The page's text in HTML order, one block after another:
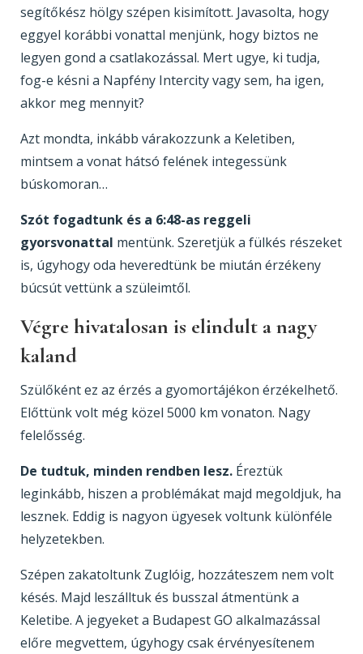
segítőkész hölgy szépen kisimított. Javasolta, hogy
eggyel korábbi vonattal menjünk, hogy biztos ne
legyen gond a csatlakozással. Mert ugye, ki tudja,
fog-e késni a Napfény Intercity vagy sem, ha igen,
akkor meg mennyit?
Azt mondta, inkább várakozzunk a Keletiben,
mintsem a vonat hátsó felének integessünk
búskomoran…
Szót fogadtunk és a 6:48-as reggeli
gyorsvonattal mentünk. Szeretjük a fülkés részeket
is, úgyhogy oda heveredtünk be miután érzékeny
búcsút vettünk a szüleimtől.
Végre hivatalosan is elindult a nagy
kaland
Szülőként ez az érzés a gyomortájékon érzékelhető.
Előttünk volt még közel 5000 km vonaton. Nagy
felelősség.
De tudtuk, minden rendben lesz. Éreztük
leginkább, hiszen a problémákat majd megoldjuk, ha
lesznek. Eddig is nagyon ügyesek voltunk különféle
helyzetekben.
Szépen zakatoltunk Zuglóig, hozzáteszem nem volt
késés. Majd leszálltuk és busszal átmentünk a
Keletibe. A jegyeket a Budapest GO alkalmazással
előre megvettem, úgyhogy csak érvényesítenem